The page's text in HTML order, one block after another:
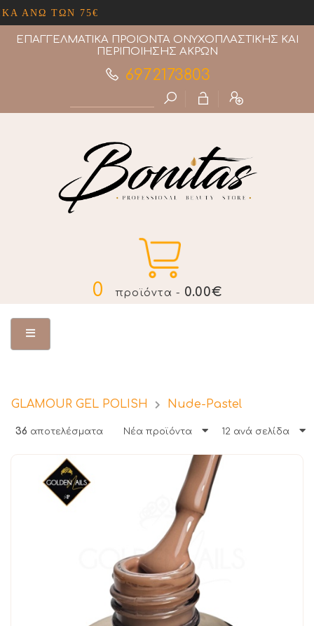
ΕΠΑΓΓΕΛΜΑΤΙΚΑ ΠΡΟΙΟΝΤΑ ΟΝΥΧΟΠΛΑΣΤΙΚΗΣ ΚΑΙ
ΠΕΡΙΠΟΙΗΣΗΣ ΑΚΡΩΝ
6972173803
0 προϊόντα - 0.00€
Toggle Menu
GLAMOUR GEL POLISH Nude-Pastel
36 αποτελέσματα Νέα προϊόντα 12 ανά σελίδα